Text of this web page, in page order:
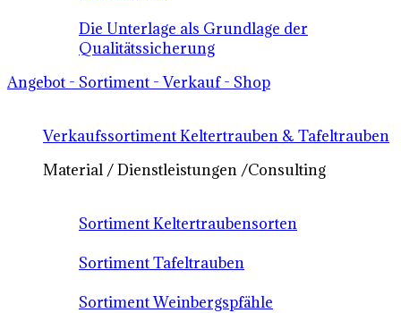
Die Unterlage als Grundlage der
Qualitätssicherung
Angebot - Sortiment - Verkauf - Shop
Verkaufssortiment Keltertrauben & Tafeltrauben
Material / Dienstleistungen /Consulting
Sortiment Keltertraubensorten
Sortiment Tafeltrauben
Sortiment Weinbergspfähle